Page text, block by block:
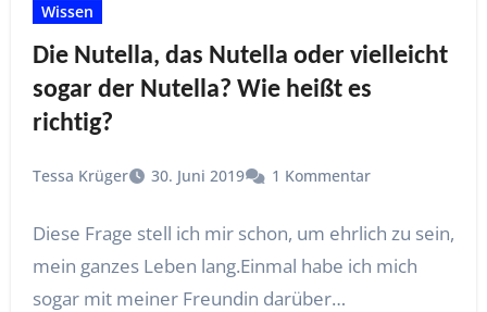
Wissen
Die Nutella, das Nutella oder vielleicht
sogar der Nutella? Wie heißt es
richtig?
Tessa Krüger 30. Juni 2019 1 Kommentar
Diese Frage stell ich mir schon, um ehrlich zu sein,
mein ganzes Leben lang.Einmal habe ich mich
sogar mit meiner Freundin darüber…